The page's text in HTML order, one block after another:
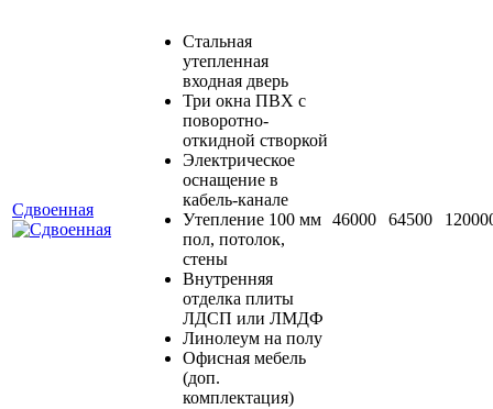
Сдвоенная
Стальная
утепленная
входная дверь
Три окна ПВХ с
поворотно-
откидной створкой
Электрическое
оснащение в
кабель-канале
Утепление 100 мм
пол, потолок,
стены
Внутренняя
отделка плиты
ЛДСП или ЛМДФ
Линолеум на полу
Офисная мебель
(доп.
комплектация)
46000 64500